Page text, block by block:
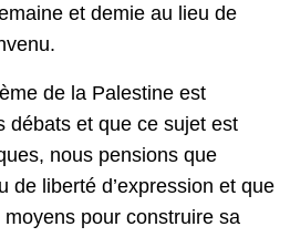
et demie au lieu de
de la Palestine est
débats et que ce sujet est
nous pensions que
de liberté d’expression et que
pour construire sa